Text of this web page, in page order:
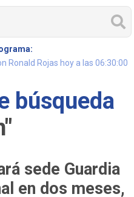
Ronald Rojas hoy a las 06:30:00
búsqueda
sede Guardia
en dos meses,